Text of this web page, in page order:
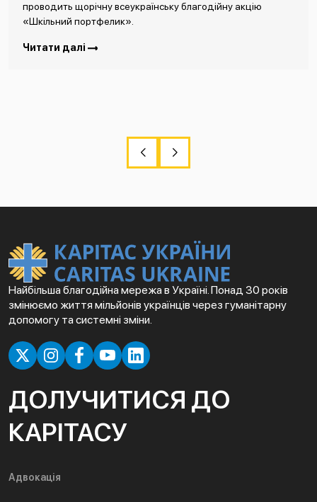
проводить щорічну всеукраїнську благодійну акцію
«Шкільний портфелик».
Читати далі
Найбільша благодійна мережа в Україні. Понад 30 років
змінюємо життя мільйонів українців через гуманітарну
допомогу та системні зміни.
ДОЛУЧИТИСЯ ДО
КАРІТАСУ
Адвокація